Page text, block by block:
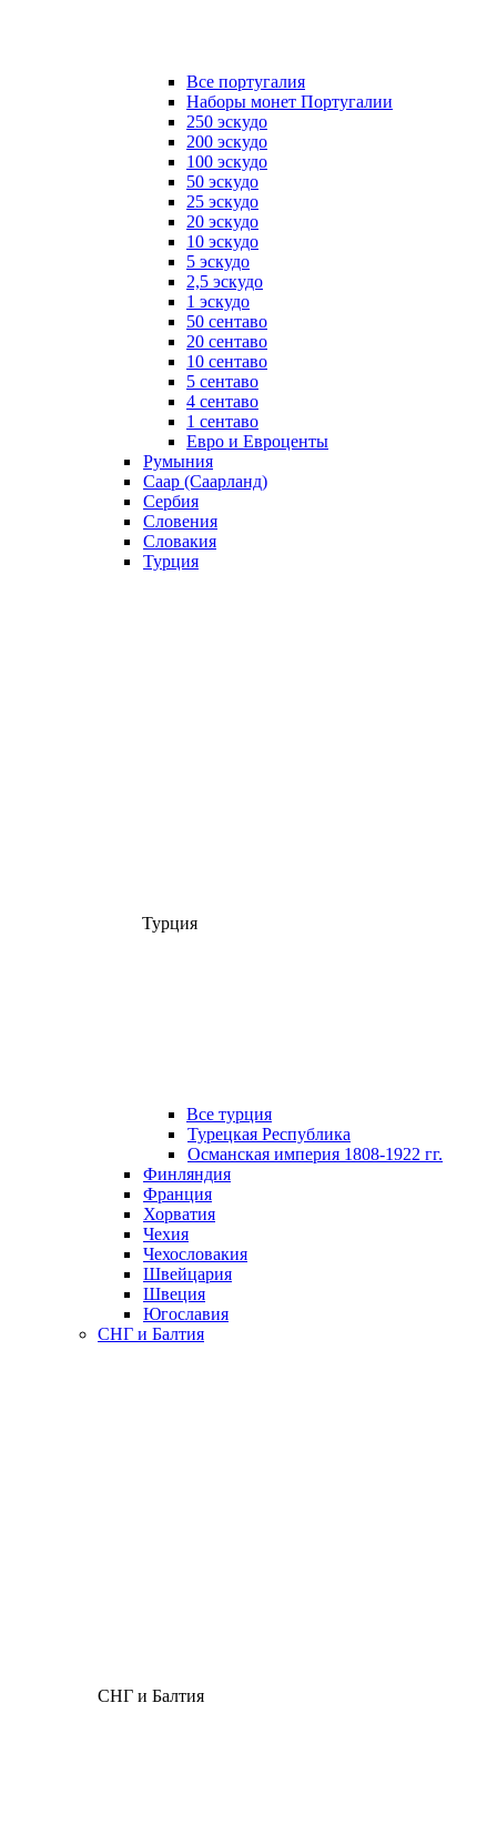
Все португалия
Наборы монет Португалии
250 эскудо
200 эскудо
100 эскудо
50 эскудо
25 эскудо
20 эскудо
10 эскудо
5 эскудо
2,5 эскудо
1 эскудо
50 сентаво
20 сентаво
10 сентаво
5 сентаво
4 сентаво
1 сентаво
Евро и Евроценты
Румыния
Саар (Саарланд)
Сербия
Словения
Словакия
Турция
Турция
Все турция
Турецкая Республика
Османская империя 1808-1922 гг.
Финляндия
Франция
Хорватия
Чехия
Чехословакия
Швейцария
Швеция
Югославия
СНГ и Балтия
СНГ и Балтия